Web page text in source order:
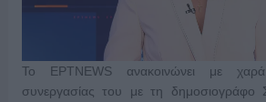
To ΕΡΤNEWS ανακοινώνει με
συνεργασίας του με τη δημοσιογράφο